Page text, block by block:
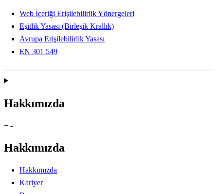
Web İçeriği Erişilebilirlik Yönergeleri
Eşitlik Yasası (Birleşik Krallık)
Avrupa Erişilebilirlik Yasası
EN 301 549
Hakkımızda
+ -
Hakkımızda
Hakkımızda
Kariyer